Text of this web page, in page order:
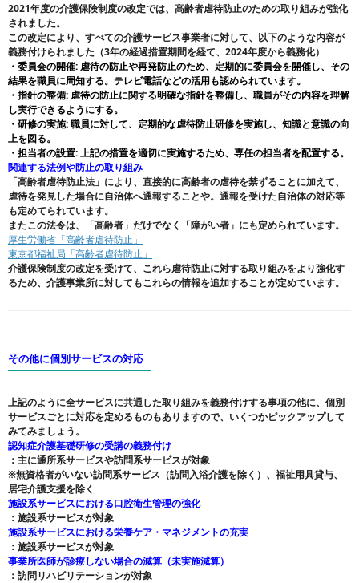
2021年度の介護保険制度の改定では、高齢者虐待防止のための取り組みが強化
されました。
この改定により、すべての介護サービス事業者に対して、以下のような内容が
義務付けられました（3年の経過措置期間を経て、2024年度から義務化）
・委員会の開催: 虐待の防止や再発防止のため、定期的に委員会を開催し、その
結果を職員に周知する。テレビ電話などの活用も認められています。
・指針の整備: 虐待の防止に関する明確な指針を整備し、職員がその内容を理解
し実行できるようにする。
・研修の実施: 職員に対して、定期的な虐待防止研修を実施し、知識と意識の向
上を図る。
・担当者の設置: 上記の措置を適切に実施するため、専任の担当者を配置する。
関連する法例や防止の取り組み
「高齢者虐待防止法」により、直接的に高齢者の虐待を禁ずることに加えて、
虐待を発見した場合に自治体へ通報することや。通報を受けた自治体の対応等
も定めてられています。
またこの法令は、「高齢者」だけでなく「障がい者」にも定められています。
厚生労働省「高齢者虐待防止」
東京都福祉局「高齢者虐待防止」
介護保険制度の改定を受けて、これら虐待防止に対する取り組みをより強化す
るため、介護事業所に対してもこれらの情報を追加することが定めています。
その他に個別サービスの対応
上記のように全サービスに共通した取り組みを義務付けする事項の他に、個別
サービスごとに対応を定めるものもありますので、いくつかピックアップして
みてみましょう。
認知症介護基礎研修の受講の義務付け
：主に通所系サービスや訪問系サービスが対象
※無資格者がいない訪問系サービス（訪問入浴介護を除く）、福祉用具貸与、
居宅介護支援を除く
施設系サービスにおける口腔衛生管理の強化
：施設系サービスが対象
施設系サービスにおける栄養ケア・マネジメントの充実
：施設系サービスが対象
事業所医師が診療しない場合の減算（未実施減算）
：訪問リハビリテーションが対象